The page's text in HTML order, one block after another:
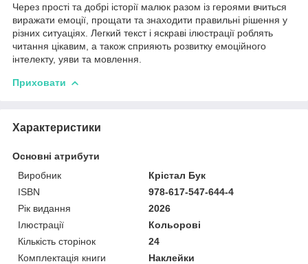
Через прості та добрі історії малюк разом із героями вчиться
виражати емоції, прощати та знаходити правильні рішення у
різних ситуаціях. Легкий текст і яскраві ілюстрації роблять
читання цікавим, а також сприяють розвитку емоційного
інтелекту, уяви та мовлення.
Приховати
Характеристики
Основні атрибути
Виробник
Крістал Бук
ISBN
978-617-547-644-4
Рік видання
2026
Ілюстрації
Кольорові
Кількість сторінок
24
Комплектація книги
Наклейки